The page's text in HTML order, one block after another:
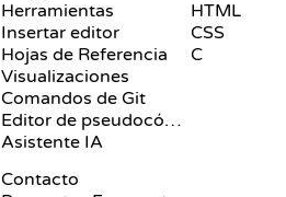
Herramientas
Insertar editor
Hojas de Referencia
Visualizaciones
Comandos de Git
Editor de pseudocódigo
Asistente IA
Contacto
HTML
CSS
C